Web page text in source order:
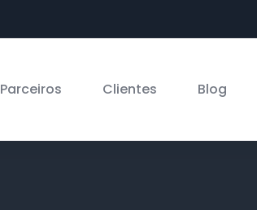
Parceiros Clientes Blog